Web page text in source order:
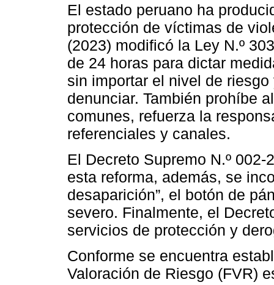
El estado peruano ha
protección de víctimas de
(2023) modificó la Ley N.º
de 24 horas para dictar
sin importar el nivel de
denunciar. También prohíbe
comunes, refuerza la
referenciales y canales.
El Decreto Supremo N.º
esta reforma, además, se
desaparición”, el botón de
severo. Finalmente, el
servicios de protección y
Conforme se encuentra
Valoración de Riesgo (FVR)